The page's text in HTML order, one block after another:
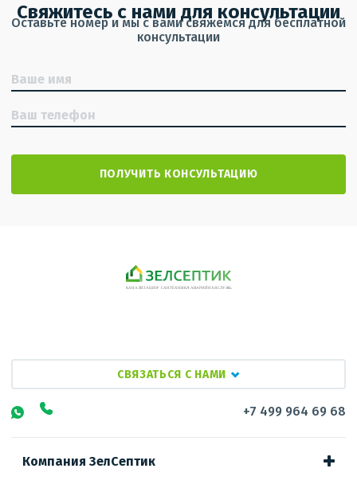
Свяжитесь с нами для консультации
Оставьте номер и мы с вами свяжемся для бесплатной
консультации
СВЯЗАТЬСЯ С НАМИ
+7 499 964 69 68
Компания ЗелСептик